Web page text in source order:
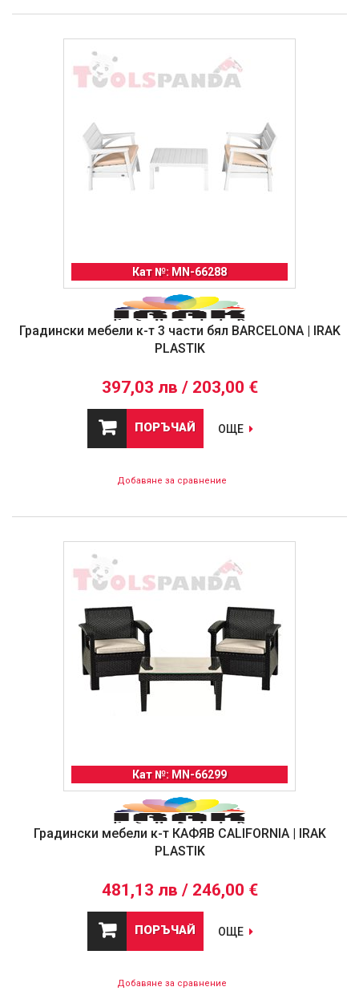
Кат №: MN-66288
Градински мебели к-т 3 части бял BARCELONA | IRAK
PLASTIK
397,03 лв / 203,00 €
ПОРЪЧАЙ ОЩЕ
Добавяне за сравнение
Кат №: MN-66299
Градински мебели к-т КАФЯВ CALIFORNIA | IRAK
PLASTIK
481,13 лв / 246,00 €
ПОРЪЧАЙ ОЩЕ
Добавяне за сравнение